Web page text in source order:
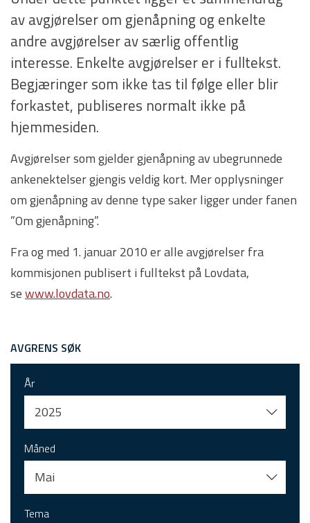
av avgjørelser om gjenåpning og enkelte
andre avgjørelser av særlig offentlig
interesse. Enkelte avgjørelser er i fulltekst.
Begjæringer som ikke tas til følge eller blir
forkastet, publiseres normalt ikke på
hjemmesiden.
Avgjørelser som gjelder gjenåpning av ubegrunnede
ankenektelser gjengis veldig kort. Mer opplysninger
om gjenåpning av denne type saker ligger under fanen
”Om gjenåpning”.
Fra og med 1. januar 2010 er alle avgjørelser fra
kommisjonen publisert i fulltekst på Lovdata,
sewww.lovdata.no.
AVGRENS SØK
År
2025
Måned
Mai
Tema